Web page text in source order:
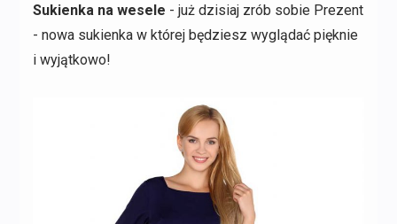
Sukienka na wesele - już dzisiaj zrób sobie Prezent
- nowa sukienka w której będziesz wyglądać pięknie
i wyjątkowo!